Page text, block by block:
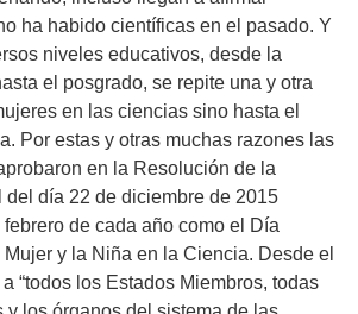
ha habido científicas en el pasado. Y
niveles educativos, desde la
el posgrado, se repite una y otra
en las ciencias sino hasta el
Por estas y otras muchas razones las
en la Resolución de la
del día 22 de diciembre de 2015
de cada año como el Día
Mujer y la Niña en la Ciencia. Desde el
“todos los Estados Miembros, todas